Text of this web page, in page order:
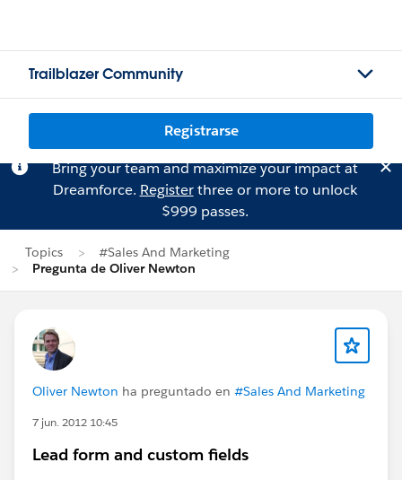
Trailblazer Community
Registrarse
Bring your team and maximize your impact at
Dreamforce. Registerthree or more to unlock
$999 passes.
Topics
#Sales And Marketing
Pregunta de Oliver Newton
Oliver Newton ha preguntado en #Sales And Marketing
7 jun. 2012 10:45
Lead form and custom fields